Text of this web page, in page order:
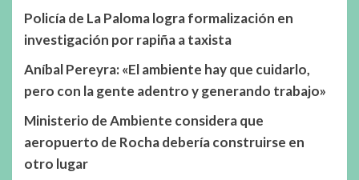
Policía de La Paloma logra formalización en
investigación por rapiña a taxista
Aníbal Pereyra: «El ambiente hay que cuidarlo,
pero con la gente adentro y generando trabajo»
Ministerio de Ambiente considera que
aeropuerto de Rocha debería construirse en
otro lugar